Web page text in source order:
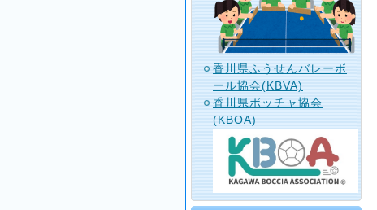
香川県ふうせんバレーボ
ール協会(KBVA)
香川県ボッチャ協会
(KBOA)